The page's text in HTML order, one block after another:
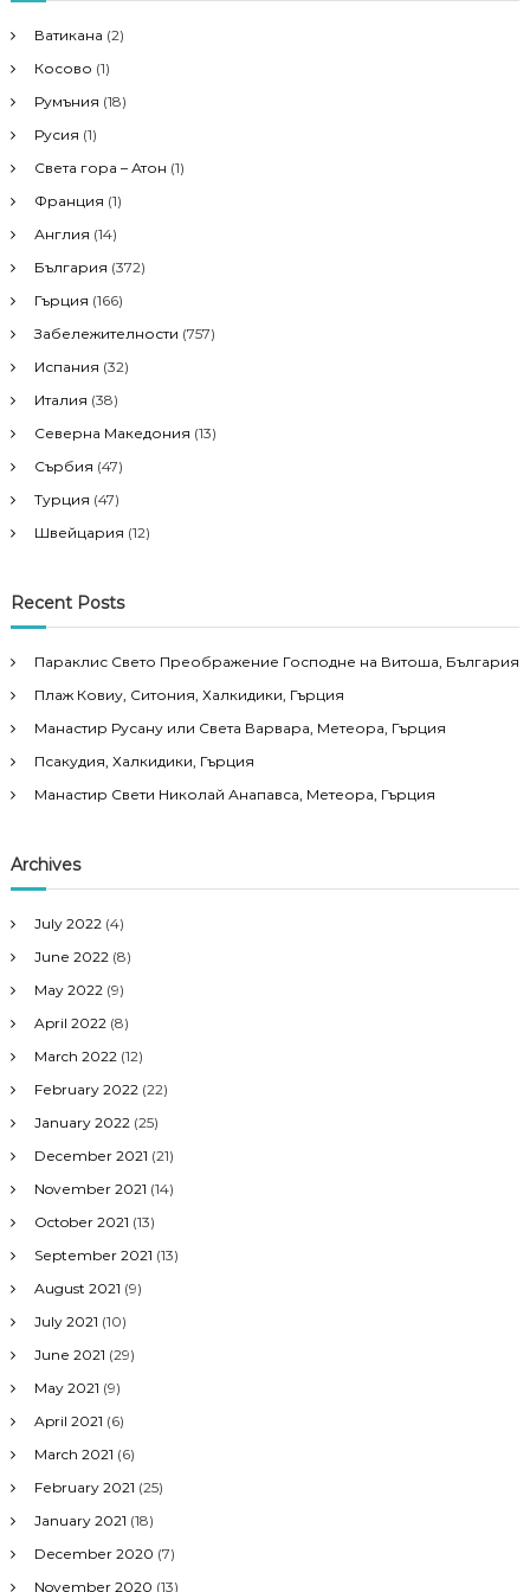
a
v
i
g
a
t
i
o
n
f
o
r
Ватикана (2)
Косово (1)
Румъния (18)
Русия (1)
Света гора – Атон (1)
Франция (1)
Англия (14)
България (372)
Гърция (166)
Забележителности (757)
Испания (32)
Италия (38)
Северна Македония (13)
Сърбия (47)
Турция (47)
Швейцария (12)
Recent Posts
Параклис Свето Преображение Господне на Витоша, България
Плаж Ковиу, Ситония, Халкидики, Гърция
Манастир Русану или Света Варвара, Метеора, Гърция
Псакудия, Халкидики, Гърция
Манастир Свети Николай Анапавса, Метеора, Гърция
Archives
July 2022(4)
June 2022(8)
May 2022(9)
April 2022(8)
March 2022(12)
February 2022(22)
January 2022(25)
December 2021 (21)
November 2021 (14)
October 2021 (13)
September 2021 (13)
August 2021 (9)
July 2021 (10)
June 2021 (29)
May 2021 (9)
April 2021 (6)
March 2021 (6)
February 2021 (25)
January 2021 (18)
December 2020 (7)
November 2020 (13)